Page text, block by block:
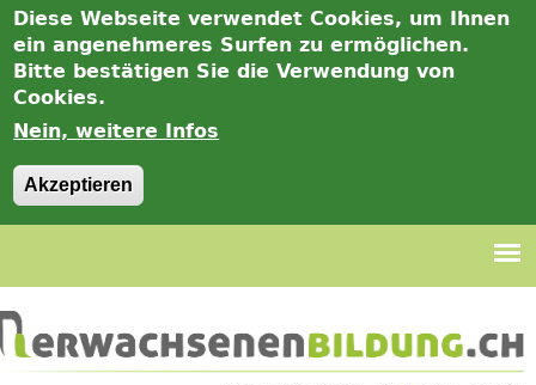
Diese Webseite verwendet Cookies, um Ihnen
ein angenehmeres Surfen zu ermöglichen.
Bitte bestätigen Sie die Verwendung von
Cookies.
Nein, weitere Infos
Akzeptieren